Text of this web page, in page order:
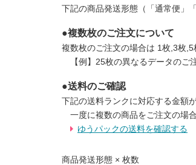
下記の商品発送形態（「通常便」
●複数枚のご注文について
複数枚のご注文の場合は 1枚,3枚
【例】25枚の異なるデータの
●送料のご確認
下記の送料ランクに対応する金額
一度に複数の商品をご注文の場
ゆうパックの送料を確認する
商品発送形態 × 枚数